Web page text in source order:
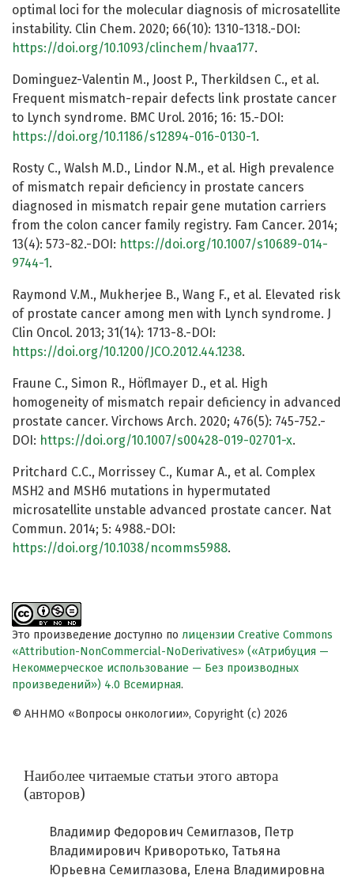
optimal loci for the molecular diagnosis of microsatellite
instability. Clin Chem. 2020; 66(10): 1310-1318.-DOI:
https://doi.org/10.1093/clinchem/hvaa177.
Dominguez-Valentin M., Joost P., Therkildsen C., et al.
Frequent mismatch-repair defects link prostate cancer
to Lynch syndrome. BMC Urol. 2016; 16: 15.-DOI:
https://doi.org/10.1186/s12894-016-0130-1 .
Rosty C., Walsh M.D., Lindor N.M., et al. High prevalence
of mismatch repair deficiency in prostate cancers
diagnosed in mismatch repair gene mutation carriers
from the colon cancer family registry. Fam Cancer. 2014;
13(4): 573-82.-DOI: https://doi.org/10.1007/s10689-014-
9744-1 .
Raymond V.M., Mukherjee B., Wang F., et al. Elevated risk
of prostate cancer among men with Lynch syndrome. J
Clin Oncol. 2013; 31(14): 1713-8.-DOI:
https://doi.org/10.1200/JCO.2012.44.1238.
Fraune C., Simon R., Höflmayer D., et al. High
homogeneity of mismatch repair deficiency in advanced
prostate cancer. Virchows Arch. 2020; 476(5): 745-752.-
DOI: https://doi.org/10.1007/s00428-019-02701-x.
Pritchard C.C., Morrissey C., Kumar A., et al. Complex
MSH2 and MSH6 mutations in hypermutated
microsatellite unstable advanced prostate cancer. Nat
Commun. 2014; 5: 4988.-DOI:
https://doi.org/10.1038/ncomms5988.
Это произведение доступно по лицензии Creative Commons
«Attribution-NonCommercial-NoDerivatives» («Атрибуция —
Некоммерческое использование — Без производных
произведений») 4.0 Всемирная.
© АННМО «Вопросы онкологии», Copyright (c) 2026
Наиболее читаемые статьи этого автора
(авторов)
Владимир Федорович Семиглазов, Петр
Владимирович Криворотько, Татьяна
Юрьевна Семиглазова, Елена Владимировна